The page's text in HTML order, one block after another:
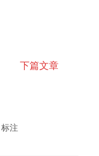
下篇文章
标注